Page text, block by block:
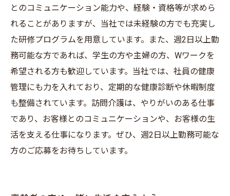
とのコミュニケーション能力や、経験・資格等が求めら
れることがありますが、当社では未経験の方でも充実し
た研修プログラムを用意しています。また、週2日以上勤
務可能な方であれば、学生の方や主婦の方、Wワークを
希望される方も歓迎しています。当社では、社員の健康
管理にも力を入れており、定期的な健康診断や休暇制度
も整備されています。訪問介護は、やりがいのある仕事
であり、お客様とのコミュニケーションや、お客様の生
活を支える仕事になります。ぜひ、週2日以上勤務可能な
方のご応募をお待ちしています。